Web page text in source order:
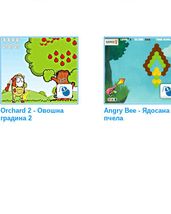
Orchard 2 - Овошна
градина 2
Angry Bee - Ядосана
пчела